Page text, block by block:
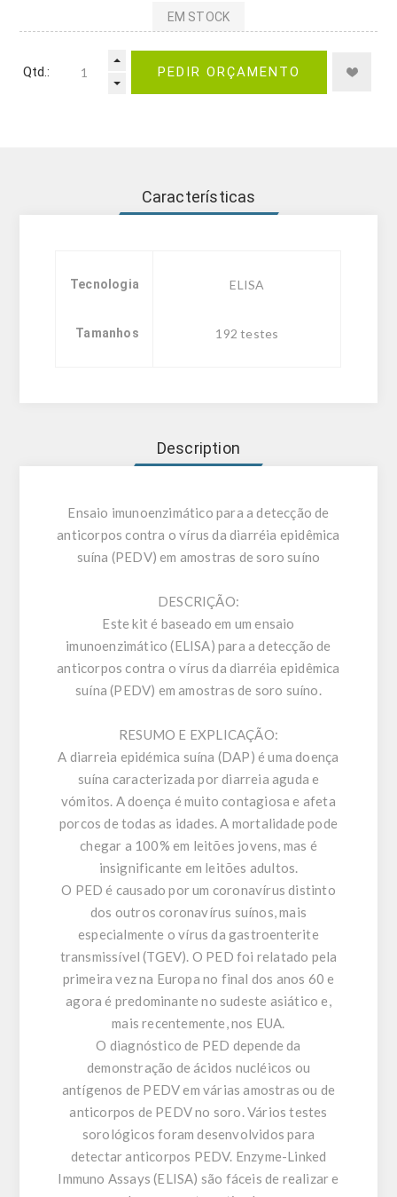
EM STOCK
Qtd.: PEDIR ORÇAMENTO
Características
Tecnologia ELISA
Tamanhos 192 testes
Description
Ensaio imunoenzimático para a detecção de
anticorpos contra o vírus da diarréia epidêmica
suína (PEDV) em amostras de soro suíno
DESCRIÇÃO:
Este kit é baseado em um ensaio
imunoenzimático (ELISA) para a detecção de
anticorpos contra o vírus da diarréia epidêmica
suína (PEDV) em amostras de soro suíno.
RESUMO E EXPLICAÇÃO:
A diarreia epidémica suína (DAP) é uma doença
suína caracterizada por diarreia aguda e
vómitos. A doença é muito contagiosa e afeta
porcos de todas as idades. A mortalidade pode
chegar a 100% em leitões jovens, mas é
insignificante em leitões adultos.
O PED é causado por um coronavírus distinto
dos outros coronavírus suínos, mais
especialmente o vírus da gastroenterite
transmissível (TGEV). O PED foi relatado pela
primeira vez na Europa no final dos anos 60 e
agora é predominante no sudeste asiático e,
mais recentemente, nos EUA.
O diagnóstico de PED depende da
demonstração de ácidos nucléicos ou
antígenos de PEDV em várias amostras ou de
anticorpos de PEDV no soro. Vários testes
sorológicos foram desenvolvidos para
detectar anticorpos PEDV. Enzyme-Linked
Immuno Assays (ELISA) são fáceis de realizar e